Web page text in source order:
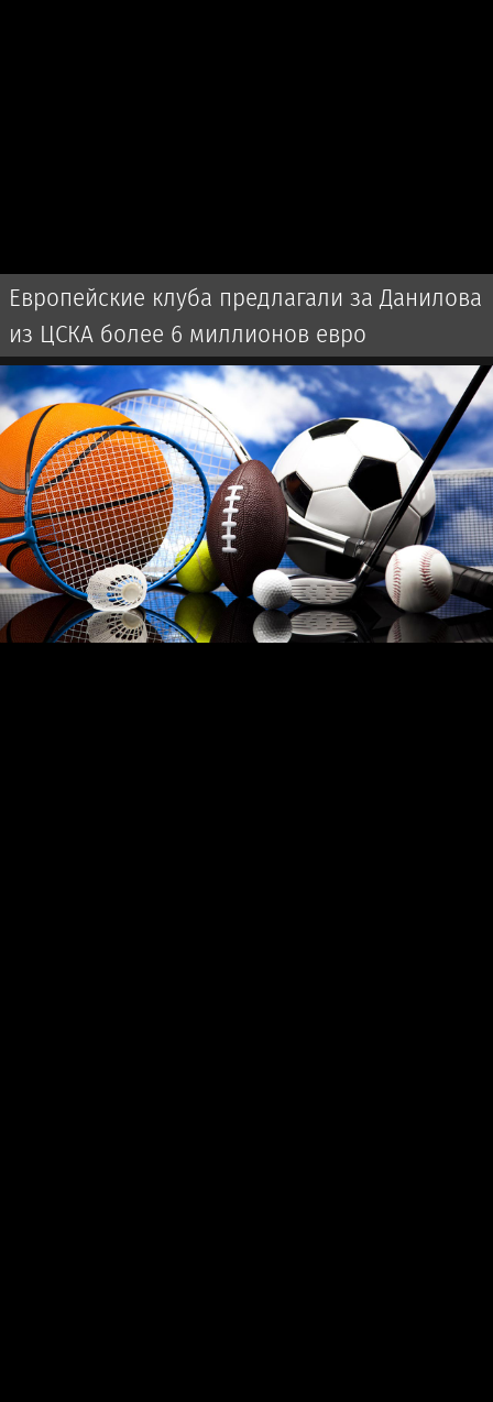
Европейские клуба предлагали за Данилова
из ЦСКА более 6 миллионов евро